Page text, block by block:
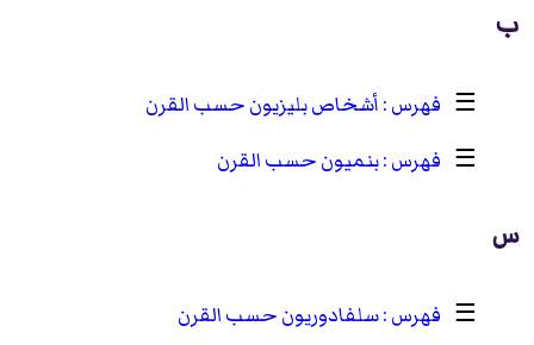
ب
☰
أشخاص بليزيون حسب القرن
☰
بنميون حسب القرن
س
☰ سلفادوريون حسب القرن